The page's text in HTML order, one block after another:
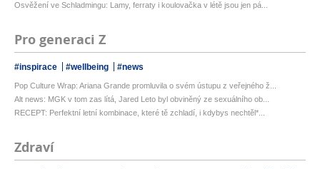
Osvěžení ve Schladmingu: Lamy, ferraty i koulovačka v létě jsou jen pá...
Pro generaci Z
#inspirace #wellbeing #news
Pop Culture Wrap: Ariana Grande promluvila o svém ústupu z veřejného ž...
Alt news: MGK v tom zas lítá, Jared Leto byl obviněný ze sexuálního ob...
RECEPT: Perfektní letní kombinace, které tě zchladí, i kdybys nechtěl*...
Zdraví